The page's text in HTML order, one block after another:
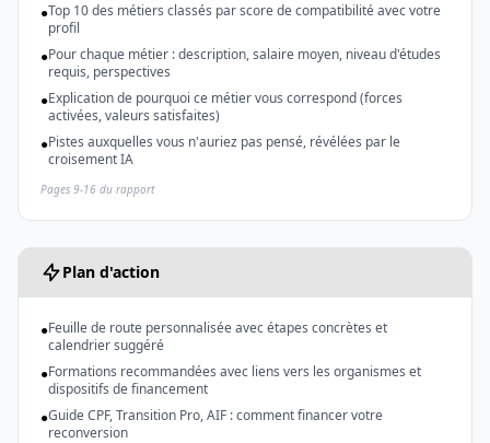
●Top 10 des métiers classés par score de compatibilité avec votre
profil
●Pour chaque métier : description, salaire moyen, niveau d'études
requis, perspectives
●Explication de pourquoi ce métier vous correspond (forces
activées, valeurs satisfaites)
●Pistes auxquelles vous n'auriez pas pensé, révélées par le
croisement IA
Pages 9-16 du rapport
Plan d'action
●Feuille de route personnalisée avec étapes concrètes et
calendrier suggéré
●Formations recommandées avec liens vers les organismes et
dispositifs de financement
●Guide CPF, Transition Pro, AIF : comment financer votre
reconversion